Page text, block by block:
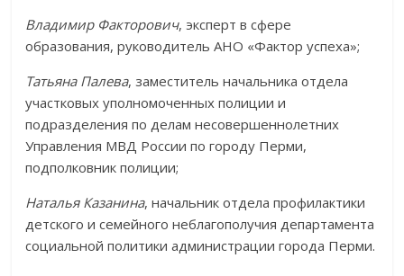
Владимир Факторович, эксперт в сфере
образования, руководитель АНО «Фактор успеха»;
Татьяна Палева, заместитель начальника отдела
участковых уполномоченных полиции и
подразделения по делам несовершеннолетних
Управления МВД России по городу Перми,
подполковник полиции;
Наталья Казанина, начальник отдела профилактики
детского и семейного неблагополучия департамента
социальной политики администрации города Перми.